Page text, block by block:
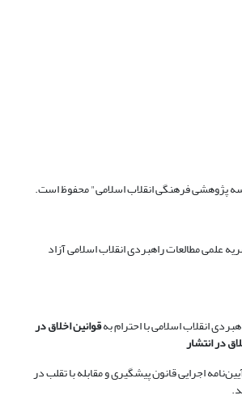
پژوهشی فرهنگی انقلاب اسلامی" محفوظ است.
علمی مطالعات راهبردی انقلاب اسلامی آزاد
انقلاب اسلامی با احترام بهقوانین اخلاق در
در انتشار
اجرایی قانون پیشگیری و مقابله با تقلب در